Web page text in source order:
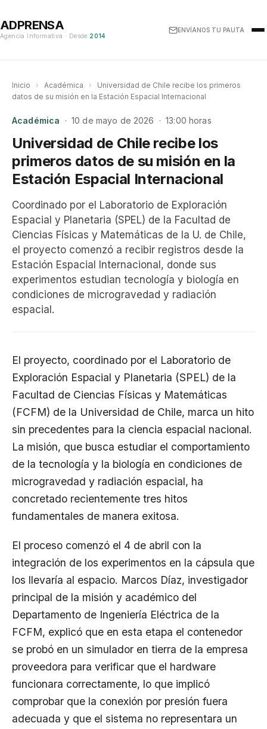
ADPRENSA
Agencia Informativa · Desde 2014
ENVÍANOS TU PAUTA
Inicio › Académica ›
Universidad de Chile recibe los primeros
datos de su misión en la Estación Espacial Internacional
Académica · 10 de mayo de 2026 · 13:00 horas
Universidad de Chile recibe los
primeros datos de su misión en la
Estación Espacial Internacional
Coordinado por el Laboratorio de Exploración
Espacial y Planetaria (SPEL) de la Facultad de
Ciencias Físicas y Matemáticas de la U. de Chile,
el proyecto comenzó a recibir registros desde la
Estación Espacial Internacional, donde sus
experimentos estudian tecnología y biología en
condiciones de microgravedad y radiación
espacial.
El proyecto, coordinado por el Laboratorio de
Exploración Espacial y Planetaria (SPEL) de la
Facultad de Ciencias Físicas y Matemáticas
(FCFM) de la Universidad de Chile, marca un hito
sin precedentes para la ciencia espacial nacional.
La misión, que busca estudiar el comportamiento
de la tecnología y la biología en condiciones de
microgravedad y radiación espacial, ha
concretado recientemente tres hitos
fundamentales de manera exitosa.
El proceso comenzó el 4 de abril con la
integración de los experimentos en la cápsula que
los llevaría al espacio. Marcos Díaz, investigador
principal de la misión y académico del
Departamento de Ingeniería Eléctrica de la
FCFM, explicó que en esta etapa el contenedor
se probó en un simulador en tierra de la empresa
proveedora para verificar que el hardware
funcionara correctamente, lo que implicó
comprobar que la conexión por presión fuera
adecuada y que el sistema no representara un